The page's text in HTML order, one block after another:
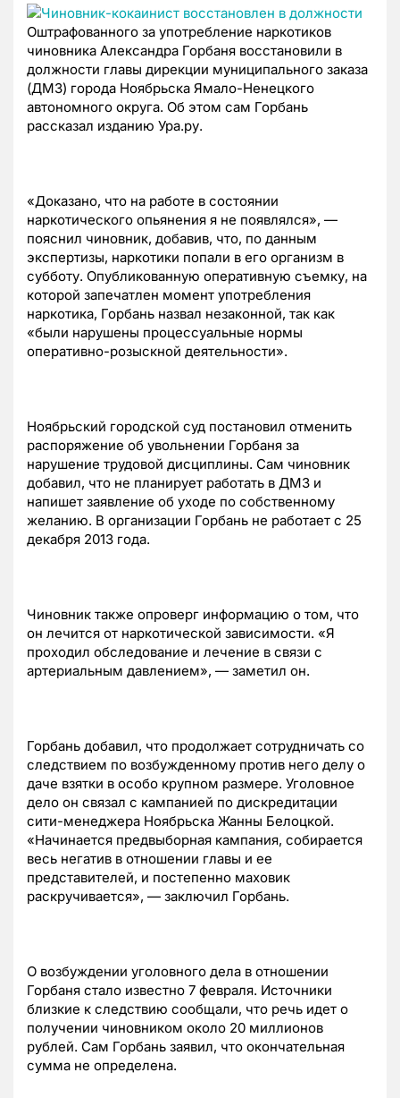
Оштрафованного за употребление наркотиков
чиновника Александра Горбаня восстановили в
должности главы дирекции муниципального заказа
(ДМЗ) города Ноябрьска Ямало-Ненецкого
автономного округа. Об этом сам Горбань
рассказал изданию Ура.ру.
«Доказано, что на работе в состоянии
наркотического опьянения я не появлялся», —
пояснил чиновник, добавив, что, по данным
экспертизы, наркотики попали в его организм в
субботу. Опубликованную оперативную съемку, на
которой запечатлен момент употребления
наркотика, Горбань назвал незаконной, так как
«были нарушены процессуальные нормы
оперативно-розыскной деятельности».
Ноябрьский городской суд постановил отменить
распоряжение об увольнении Горбаня за
нарушение трудовой дисциплины. Сам чиновник
добавил, что не планирует работать в ДМЗ и
напишет заявление об уходе по собственному
желанию. В организации Горбань не работает с 25
декабря 2013 года.
Чиновник также опроверг информацию о том, что
он лечится от наркотической зависимости. «Я
проходил обследование и лечение в связи с
артериальным давлением», — заметил он.
Горбань добавил, что продолжает сотрудничать со
следствием по возбужденному против него делу о
даче взятки в особо крупном размере. Уголовное
дело он связал с кампанией по дискредитации
сити-менеджера Ноябрьска Жанны Белоцкой.
«Начинается предвыборная кампания, собирается
весь негатив в отношении главы и ее
представителей, и постепенно маховик
раскручивается», — заключил Горбань.
О возбуждении уголовного дела в отношении
Горбаня стало известно 7 февраля. Источники
близкие к следствию сообщали, что речь идет о
получении чиновником около 20 миллионов
рублей. Сам Горбань заявил, что окончательная
сумма не определена.